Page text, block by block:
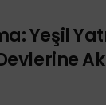
Yeşil